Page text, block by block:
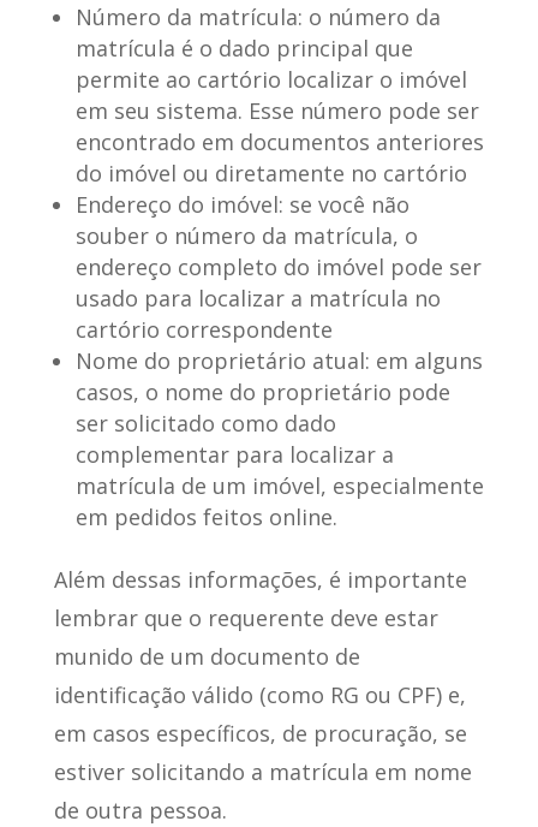
Número da matrícula: o número da
matrícula é o dado principal que
permite ao cartório localizar o imóvel
em seu sistema. Esse número pode ser
encontrado em documentos anteriores
do imóvel ou diretamente no cartório
Endereço do imóvel: se você não
souber o número da matrícula, o
endereço completo do imóvel pode ser
usado para localizar a matrícula no
cartório correspondente
Nome do proprietário atual: em alguns
casos, o nome do proprietário pode
ser solicitado como dado
complementar para localizar a
matrícula de um imóvel, especialmente
em pedidos feitos online.
Além dessas informações, é importante
lembrar que o requerente deve estar
munido de um documento de
identificação válido (como RG ou CPF)e,
em casos específicos, de procuração, se
estiver solicitando a matrícula em nome
de outra pessoa.